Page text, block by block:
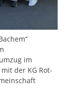
im
der KG Rot-